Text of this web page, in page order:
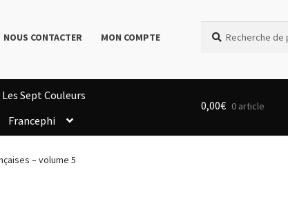
NOUS CONTACTER MON COMPTE
pour :
Les Sept Couleurs
Francephi
0,00€ 0 article
– volume 5